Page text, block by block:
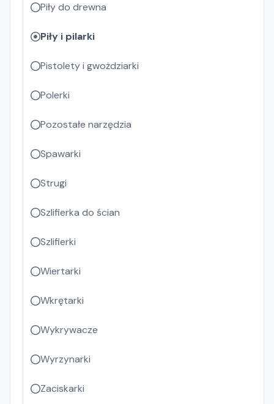
Piły do drewna
Piły i pilarki
Pistolety i gwożdziarki
Polerki
Pozostałe narzędzia
Spawarki
Strugi
Szlifierka do ścian
Szlifierki
Wiertarki
Wkrętarki
Wykrywacze
Wyrzynarki
Zaciskarki